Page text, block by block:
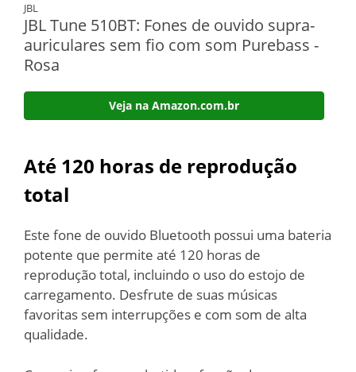
JBL
JBL Tune 510BT: Fones de ouvido supra-
auriculares sem fio com som Purebass -
Rosa
Veja na Amazon.com.br
Até 120 horas de reprodução
total
Este fone de ouvido Bluetooth possui uma bateria
potente que permite até 120 horas de
reprodução total, incluindo o uso do estojo de
carregamento. Desfrute de suas músicas
favoritas sem interrupções e com som de alta
qualidade.